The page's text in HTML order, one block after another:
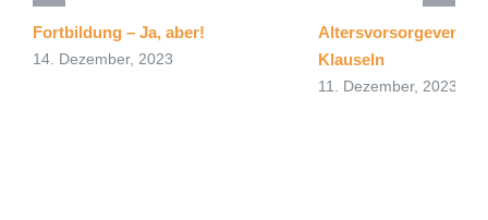
Fortbildung – Ja, aber!
14. Dezember, 2023
Klauseln
11. Dezember, 2023